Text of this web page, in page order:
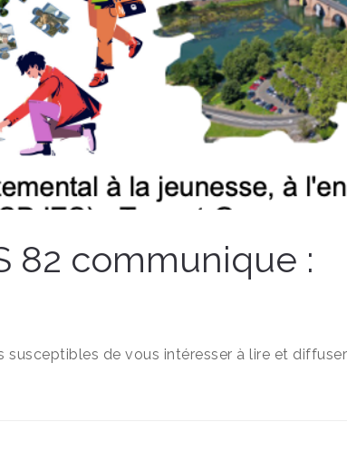
82 communique :
susceptibles de vous intéresser à lire et